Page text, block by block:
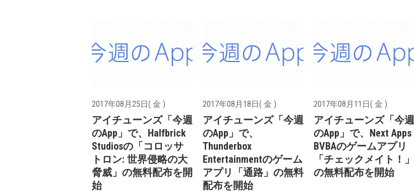
2017年08月25日( 金 )
アイチューンズ「今週
のApp」で、Halfbrick
Studiosの「コロッサ
トロン: 世界侵略の大
脅威」の無料配布を開
始
2017年08月18日( 金 )
アイチューンズ「今週
のApp」で、
Thunderbox
Entertainmentのゲーム
アプリ「通路」の無料
配布を開始
2017年08月11日( 金 )
アイチューンズ「今週
のApp」で、Next Apps
BVBAのゲームアプリ
「チェックメイト！」
の無料配布を開始